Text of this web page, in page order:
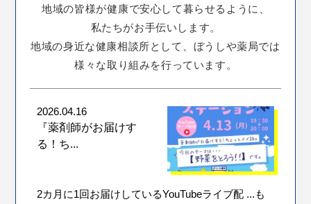
地域の皆様が健康で安心して暮らせるように、
私たちがお手伝いします。
地域の身近な健康相談所として、 ぼうしや薬局では
様々な取り組みを行っています。
2026.04.16
『薬剤師がお届けす
る！ち...
2カ月に1回お届けしているYouTubeライブ配 ...も